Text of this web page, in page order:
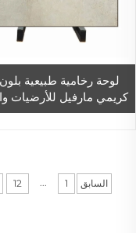
لوحة رخامية طبيعية
كريمي مارفيل للأرضيات
السابق 1
...
12